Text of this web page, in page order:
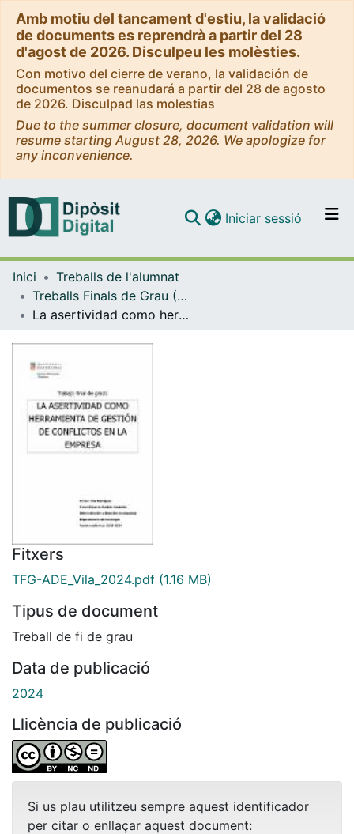
Amb motiu del tancament d'estiu, la validació
de documents es reprendrà a partir del 28
d'agost de 2026. Disculpeu les molèsties.
Con motivo del cierre de verano, la validación de
documentos se reanudará a partir del 28 de agosto
de 2026. Disculpad las molestias
Due to the summer closure, document validation will
resume starting August 28, 2026. We apologize for
any inconvenience.
Navega per tot el DD
Iniciar sessió (current)
Inici
Treballs de l'alumnat
Treballs Finals de Grau (TFG) - Administració i Direcció d'Empreses
La asertividad como herramienta de gestión de conflictos en la empresa
Fitxers
TFG-ADE_Vila_2024.pdf (1.16 MB)
Tipus de document
Treball de fi de grau
Data de publicació
2024
Llicència de publicació
Si us plau utilitzeu sempre aquest identificador
per citar o enllaçar aquest document: